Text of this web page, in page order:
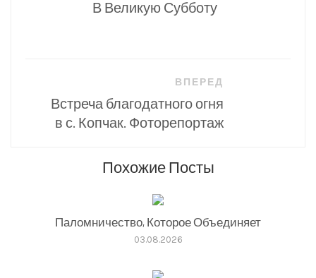
В Великую Субботу
ВПЕРЕД
Встреча благодатного огня
в с. Копчак. Фоторепортаж
Похожие Посты
Паломничество, Которое Объединяет
03.08.2026